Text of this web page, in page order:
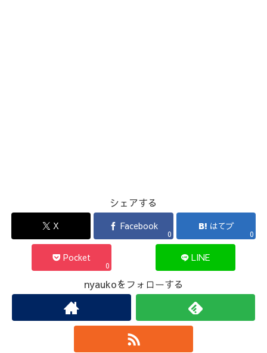
シェアする
X Facebook
0
はてブ
0
Pocket
0
LINE
nyaukoをフォローする